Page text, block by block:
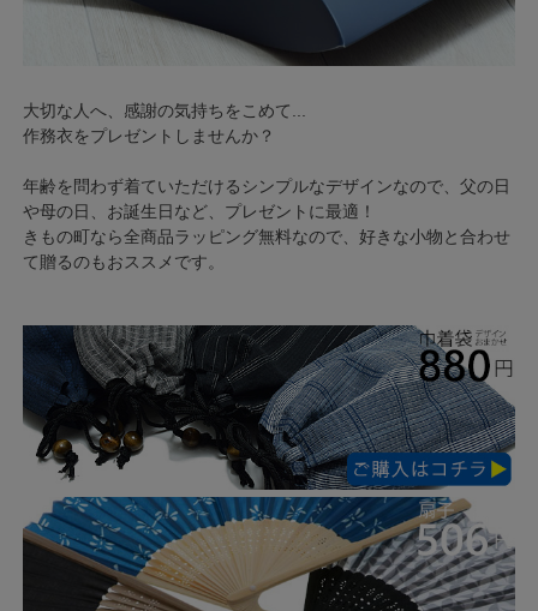
大切な人へ、感謝の気持ちをこめて...
作務衣をプレゼントしませんか？
年齢を問わず着ていただけるシンプルなデザインなので、父の日
や母の日、お誕生日など、プレゼントに最適！
きもの町なら全商品ラッピング無料なので、好きな小物と合わせ
て贈るのもおススメです。